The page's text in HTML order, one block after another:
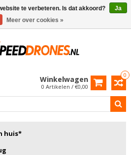
0
Winkelwagen
0 Artikelen / €0,00
huis*
te verbeteren. Is dat akkoord?
Ja
Meer over cookies »